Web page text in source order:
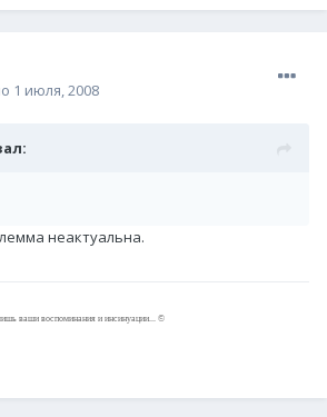
1 июля, 2008
неактуальна.
ваши воспоминания и инсинуации... ©